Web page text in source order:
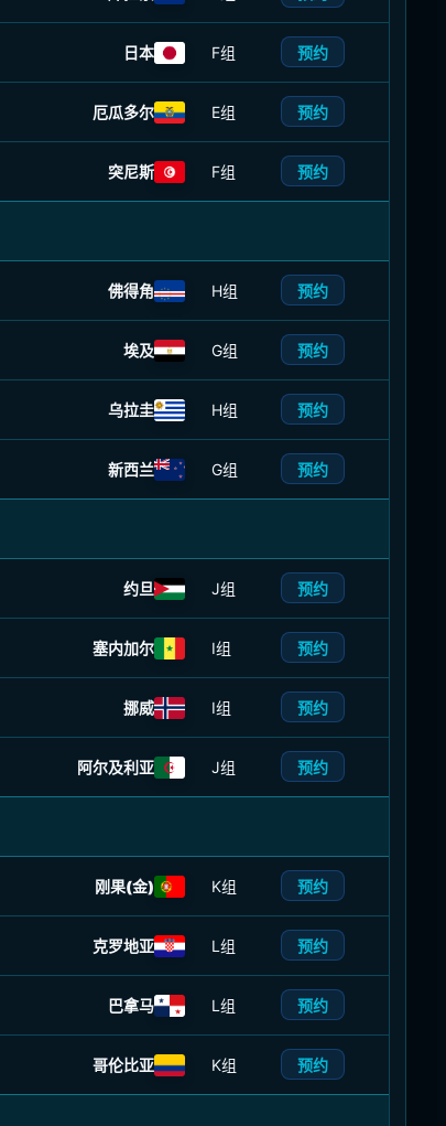
日本 F组 预约
厄瓜多尔 E组 预约
突尼斯 F组 预约
佛得角 H组 预约
埃及 G组 预约
乌拉圭 H组 预约
新西兰 G组 预约
约旦 J组 预约
塞内加尔 I组 预约
挪威 I组 预约
阿尔及利亚 J组 预约
刚果(金) K组 预约
克罗地亚 L组 预约
巴拿马 L组 预约
哥伦比亚 K组 预约